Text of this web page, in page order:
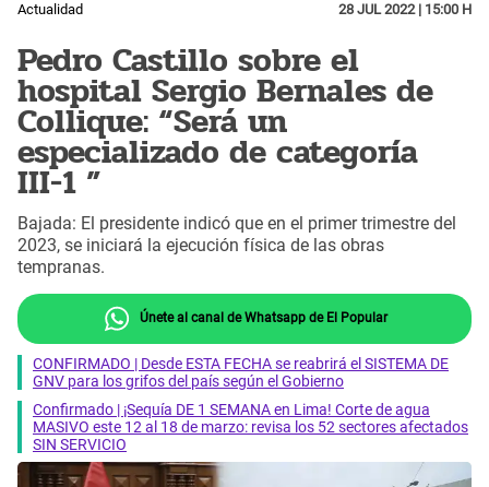
Actualidad 28 JUL 2022 | 15:00 H
Pedro Castillo sobre el
hospital Sergio Bernales de
Collique: “Será un
especializado de categoría
III-1 ”
Bajada: El presidente indicó que en el primer trimestre del
2023, se iniciará la ejecución física de las obras
tempranas.
Únete al canal de Whatsapp de El Popular
CONFIRMADO | Desde ESTA FECHA se reabrirá el SISTEMA DE
GNV para los grifos del país según el Gobierno
Confirmado | ¡Sequía DE 1 SEMANA en Lima! Corte de agua
MASIVO este 12 al 18 de marzo: revisa los 52 sectores afectados
SIN SERVICIO